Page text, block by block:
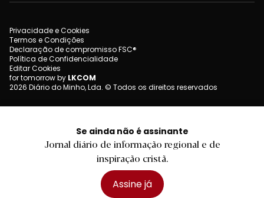
Se ainda não é assinante
Jornal diário de informação regional e de
inspiração cristã.
Assine já
Privacidade e Cookies
Termos e Condições
Declaração de compromisso FSC®
Política de Confidencialidade
Editar Cookies
for tomorrow by LKCOM
2026 Diário do Minho, Lda. © Todos os direitos reservados